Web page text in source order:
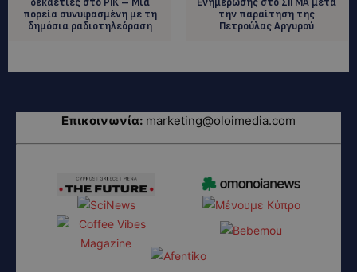
πορεία συνυφασμένη με τη
δημόσια ραδιοτηλεόραση
την παραίτηση της
Πετρούλας Αργυρού
Επικοινωνία: marketing@oloimedia.com